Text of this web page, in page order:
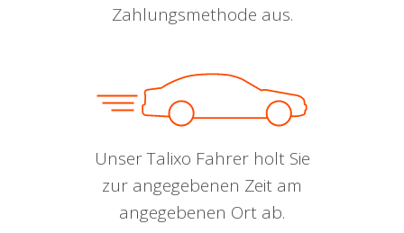
Zahlungsmethode aus.
Unser Talixo Fahrer holt Sie
zur angegebenen Zeit am
angegebenen Ort ab.